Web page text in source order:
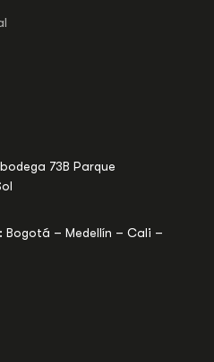
73B Parque
Bogotá – Medellín – Cali –